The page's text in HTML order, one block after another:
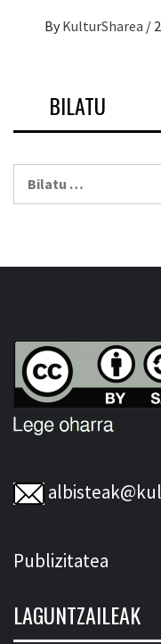
By KulturSharea /
BILATU
Publizitatea
LAGUNTZAILEAK